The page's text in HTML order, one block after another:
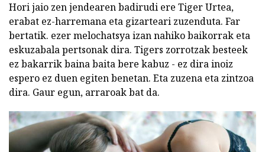
Hori jaio zen jendearen badirudi ere Tiger Urtea,
erabat ez-harremana eta gizarteari zuzenduta. Far
bertatik. ezer melochatsya izan nahiko baikorrak eta
eskuzabala pertsonak dira. Tigers zorrotzak besteek
ez bakarrik baina baita bere kabuz - ez dira inoiz
espero ez duen egiten benetan. Eta zuzena eta zintzoa
dira. Gaur egun, arraroak bat da.